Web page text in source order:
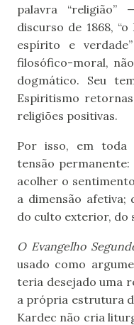
palavra “religião”
discurso de 1868,
espírito e
filosófico-moral,
dogmático. Seu
Espiritismo
religiões positivas.
Por isso, em toda
tensão permanente:
acolher o
a dimensão afetiva;
do culto exterior, do
O Evangelho
usado como
teria desejado uma
a própria estrutura
Kardec não cria